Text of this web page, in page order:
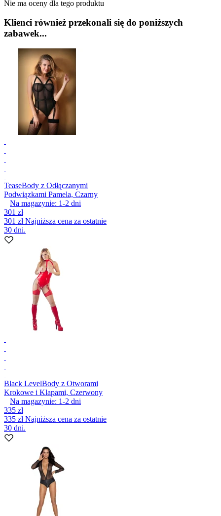
Nie ma oceny dla tego produktu
Klienci również przekonali się do poniższych
zabawek...
TeaseBody z Odłączanymi
Podwiązkami Pamela, Czarny
Na magazynie: 1-2 dni
301 zł
301 złNajniższa cena za ostatnie
30 dni.
Black LevelBody z Otworami
Krokowe i Klapami, Czerwony
Na magazynie: 1-2 dni
335 zł
335 złNajniższa cena za ostatnie
30 dni.